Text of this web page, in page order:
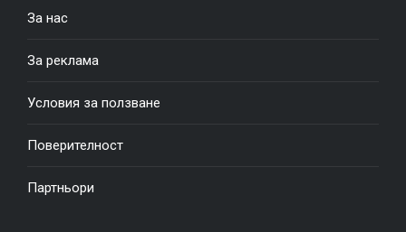
За нас
За реклама
Условия за ползване
Поверителност
Партньори